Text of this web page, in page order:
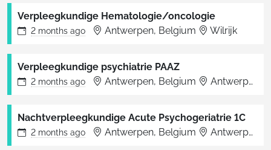
Verpleegkundige Hematologie/oncologie
2 months ago Antwerpen, Belgium Wilrijk
Verpleegkundige psychiatrie PAAZ
2 months ago Antwerpen, Belgium Antwerpen
Nachtverpleegkundige Acute Psychogeriatrie 1C
2 months ago Antwerpen, Belgium Antwerpen